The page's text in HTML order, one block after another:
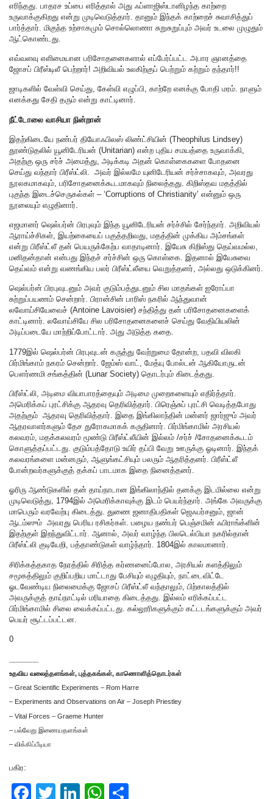
எரிந்தது. பாதரச உப்பை எரித்தால் அது ஃப்ளாஜிஸ்டானிழந்த காற்றை
உருவாக்குகிறது என்று முடிவெடுத்தார். தானும் இந்தக் காற்றைச் சுவாசித்துப்
பார்த்தார். மிகுந்த உற்சாகமும் சொல்லொணா சுறுசுறுப்பும் அவர் உடலை முழுதும்
ஆட்கொண்டது.
எவ்வளவு எளிமையான பரிசோதனைகளால் எப்பேர்ப்பட்ட அபார ஞானத்தை
ஜோசப் பிரீஸ்டிலீ பெற்றார்! அறிவியல் உலகிற்குப் பெற்றும் கற்றும் தந்தார்!!
ஜாடிகளில் வேள்வி செய்து, கேள்வி எழுப்பி, காற்றே எனக்கு போதி மரம். நாளும்
எனக்கது சேதி தரும் என்று காட்டினார்.
நீட்டோலை வாசியா நின்றான்
இதற்கிடையே நண்பர் தியோஃபிலஸ் லிண்ட்சியின் (Theophilus Lindsey)
தூண்டுதலில் யூனிடேரியன் (Unitarian) என்ற புதிய சமயத்தை உருவாக்கி,
அதற்கு ஒரு சர்ச் அமைத்து, அடிக்கடி அதன் கொள்கைகளை போதனை
செய்து வந்தார் பிரீஸ்ட்லி. அவர் இல்லமே யுனிடேரியன் சர்ச்சாகவும், அவரது
நூலகமாகவும், பரிசோதனைக்கூடமாகவும் நிலைத்தது. கிறிஸ்தவ மதத்தில்
புகுந்த இடைச்செருகல்கள் – ‘Corruptions of Christianity’ என்னும் ஒரு
நூலையும் எழுதினார்.
எஜமானர் ஷெல்பர்ன் பிரபுவும் இந்த யூனிடேரியன் சர்ச்சில் சேர்ந்தார். அறிவியல்
ஆராய்ச்சிகள், இயற்கையைப் பகுத்தறிவது, மதத்தின் முக்கிய அம்சங்கள்
என்று பிரீஸ்ட்லீ தன் பெயருக்கேற்ப வாதாடினார். இயேசு கிறிஸ்து தெய்வமல்ல,
மனிதன்தான் என்பது இந்தச் சர்ச்சின் ஒரு கொள்கை. இதனால் இயேசுவை
தெய்வம் என்று வணங்கிய பலர் பிரீஸ்ட்லீயை வெறுத்தனர், அல்லது ஒடுக்கினர்.
ஷெல்பர்ன் பிரபுவுடனும் அவர் குடும்பத்துடனும் சில மாதங்கள் ஐரோப்பா
சுற்றுப்பயணம் சென்றார். பிரான்சின் பாரிஸ் நகரில் ஆந்துவான்
லவோய்சியேவைச் (Antoine Lavoisier) சந்தித்து தன் பரிசோதனைகளைக்
காட்டினார். லவோய்சியே சில பரிசோதனைகளைச் செய்து வேதியியலின்
அடிப்படையே மாற்றிப்போட்டார். அது அடுத்த கதை.
1779இல் ஷெல்பர்ன் பிரபுவுடன் கருத்து வேற்றுமை தோன்ற, பதவி விலகி
பிர்மிங்காம் நகரம் சென்றார். ஜேம்ஸ் வாட், மேத்யு போல்டன் ஆகியோருடன்
பௌர்ணமி சங்கத்தின் (Lunar Society) தொடர்பும் கிடைத்தது.
பிரீஸ்ட்லி, அடிமை வியாபாரத்தையும் அடிமை முறைகளையும் எதிர்த்தார்.
அமெரிக்கப் புரட்சிக்கு ஆதரவு தெரிவித்தார். பிரெஞ்சுப் புரட்சி வெடித்தபோது
அதற்கும் ஆதரவு தெரிவித்தார். இதை இங்கிலாந்தின் மன்னர் ஜார்ஜும் அவர்
ஆதரவாளர்களும் தேச துரோகமாகக் கருதினார். பிர்மிங்காமில் அரசியல்
கலவரம், மதக்கலவரம் மூண்டு பிரீஸ்ட்லீயின் இல்லம் /சர்ச் /சோதனைக்கூடம்
கொளுத்தப்பட்டது. குடும்பத்தோடு உயிர் தப்பி வேறு ஊருக்கு ஓடினார். இந்தக்
கலவரங்களை மன்னரும், ஆளுங்கட்சியும் பலரும் ஆதரித்தனர். பிரீஸ்ட்லீ
போன்றவர்களுக்குத் தக்கப் பாடமாக இதை நினைத்தனர்.
ஓரிரு ஆண்டுகளில் தன் தாய்நாடான இங்கிலாந்தில் தனக்கு இடமில்லை என்று
முடிவெடுத்து, 1794இல் அமெரிக்காவுக்கு இடம் பெயர்ந்தார். அங்கே அவருக்கு
மாபெரும் வரவேற்பு கிடைத்து. துணை ஜனாதிபதிகள் ஜெஃபர்சனும், ஜான்
ஆடம்ஸும் அவரது பெரிய ரசிகர்கள். பழைய நண்பர் பெஞ்சமின் ஃபிராங்க்ளின்
இதற்குள் இறந்துவிட்டார். ஆனால், அவர் வாழ்ந்த பிலடெல்பியா நகரில்தான்
பிரீஸ்ட்லி குடியேறி, பத்தாண்டுகள் வாழ்ந்தார். 1804இல் காலமானார்.
சிரிக்கத்தகாத நேரத்தில் சிரித்த கர்ணனைப்போல, அரசியல் களத்திலும்
சமூகத்திலும் குறிப்பறிய மாட்டாது பேசியும் எழுதியும், நாட்டைவிட்டே
ஓடவேண்டிய நிலைமைக்கு ஜோசப் பிரீஸ்ட்லீ வந்தாலும், பிற்காலத்தில்
அவருக்குத் தாய்நாட்டில் மரியாதை கிடைத்தது. இல்லம் எரிக்கப்பட்ட
பிர்மிங்காமில் சிலை வைக்கப்பட்டது. கல்லூரிகளுக்கும் கட்டடங்களுக்கும் அவர்
பெயர் சூட்டப்பட்டன.
0
உதவிய வலைத்தளங்கள், புத்தகங்கள், காணொளித்தொடர்கள்
– Great Scientific Experiments – Rom Harre
– Experiments and Observations on Air – Joseph Priestley
– Vital Forces – Graeme Hunter
– பல்வேறு இணையதளங்கள்
– விக்கிப்பீடியா
பகிர:
F T Li W